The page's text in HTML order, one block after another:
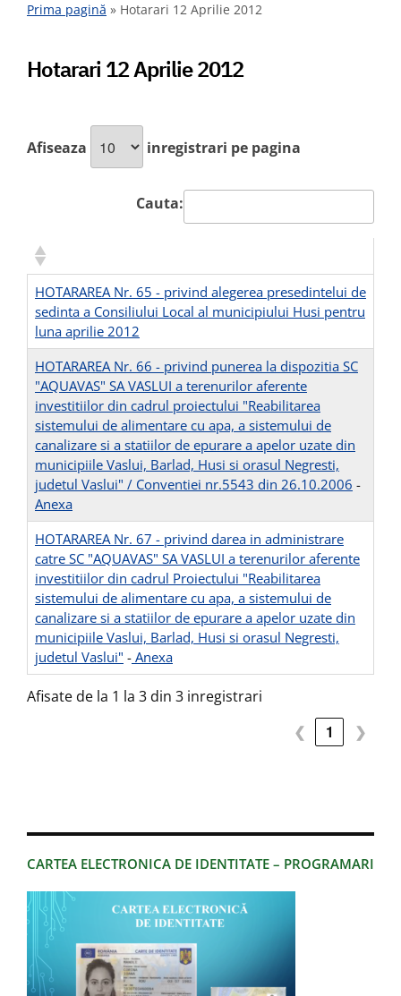
Prima pagină » Hotarari 12 Aprilie 2012
CARTEA ELECTRONICA DE IDENTITATE – PROGRAMARI
Hotarari 12 Aprilie 2012
Afiseaza inregistrari pe pagina
Cauta:
HOTARAREA Nr. 65 - privind alegerea presedintelui de
sedinta a Consiliului Local al municipiului Husi pentru
luna aprilie 2012
HOTARAREA Nr. 66 - privind punerea la dispozitia SC
"AQUAVAS" SA VASLUI a terenurilor aferente
investitiilor din cadrul proiectului "Reabilitarea
sistemului de alimentare cu apa, a sistemului de
canalizare si a statiilor de epurare a apelor uzate din
municipiile Vaslui, Barlad, Husi si orasul Negresti,
judetul Vaslui" / Conventiei nr.5543 din 26.10.2006 -
Anexa
HOTARAREA Nr. 67 - privind darea in administrare
catre SC "AQUAVAS" SA VASLUI a terenurilor aferente
investitiilor din cadrul Proiectului "Reabilitarea
sistemului de alimentare cu apa, a sistemului de
canalizare si a statiilor de epurare a apelor uzate din
municipiile Vaslui, Barlad, Husi si orasul Negresti,
judetul Vaslui" - Anexa
Afisate de la 1 la 3 din 3 inregistrari
❮ 1 ❯